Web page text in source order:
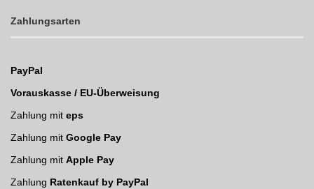
Zahlungsarten
PayPal
Vorauskasse / EU-Überweisung
Zahlung mit eps
Zahlung mit Google Pay
Zahlung mit Apple Pay
Zahlung Ratenkauf by PayPal